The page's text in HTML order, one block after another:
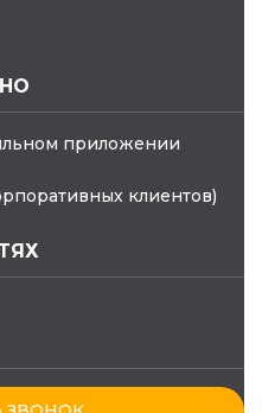
приложении
клиентов)